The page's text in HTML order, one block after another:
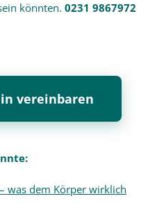
könnten. 0231 9867972
vereinbaren
was dem Körper wirklich